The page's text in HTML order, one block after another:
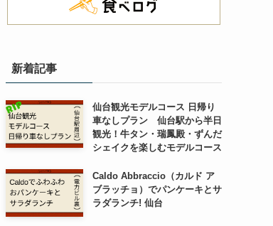
新着記事
仙台観光モデルコース 日帰り
車なしプラン 仙台駅から半日
観光！牛タン・瑞鳳殿・ずんだ
シェイクを楽しむモデルコース
Caldo Abbraccio（カルド ア
ブラッチョ）でパンケーキとサ
ラダランチ! 仙台